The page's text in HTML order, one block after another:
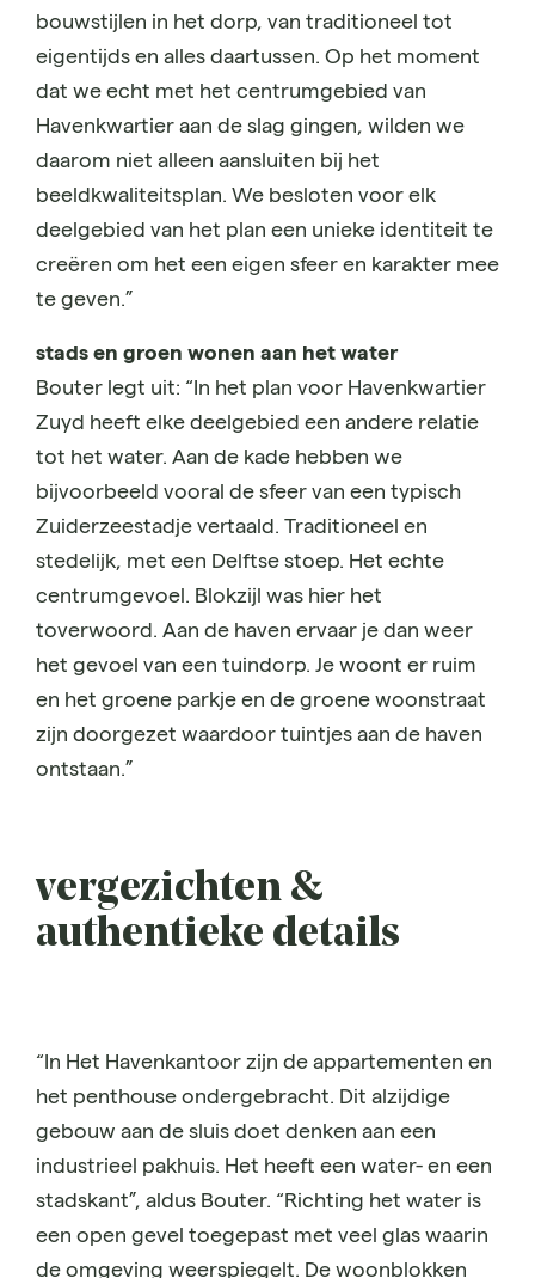
bouwstijlen in het dorp, van traditioneel tot
eigentijds en alles daartussen. Op het moment
dat we echt met het centrumgebied van
Havenkwartier aan de slag gingen, wilden we
daarom niet alleen aansluiten bij het
beeldkwaliteitsplan. We besloten voor elk
deelgebied van het plan een unieke identiteit te
creëren om het een eigen sfeer en karakter mee
te geven.”
stads en groen wonen aan het water
Bouter legt uit: “In het plan voor Havenkwartier
Zuyd heeft elke deelgebied een andere relatie
tot het water. Aan de kade hebben we
bijvoorbeeld vooral de sfeer van een typisch
Zuiderzeestadje vertaald. Traditioneel en
stedelijk, met een Delftse stoep. Het echte
centrumgevoel. Blokzijl was hier het
toverwoord. Aan de haven ervaar je dan weer
het gevoel van een tuindorp. Je woont er ruim
en het groene parkje en de groene woonstraat
zijn doorgezet waardoor tuintjes aan de haven
ontstaan.”
vergezichten &
authentieke details
“In Het Havenkantoor zijn de appartementen en
het penthouse ondergebracht. Dit alzijdige
gebouw aan de sluis doet denken aan een
industrieel pakhuis. Het heeft een water- en een
stadskant”, aldus Bouter. “Richting het water is
een open gevel toegepast met veel glas waarin
de omgeving weerspiegelt. De woonblokken